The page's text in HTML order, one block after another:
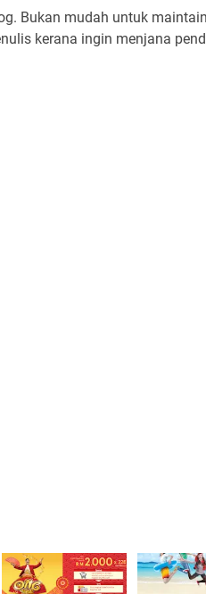
Bukan mudah untuk
kerana ingin menjana